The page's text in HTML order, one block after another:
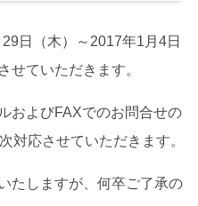
日（木）～2017年1月4日
せていただきます。
およびFAXでのお問合せの
対応させていただきます。
たしますが、何卒ご了承の